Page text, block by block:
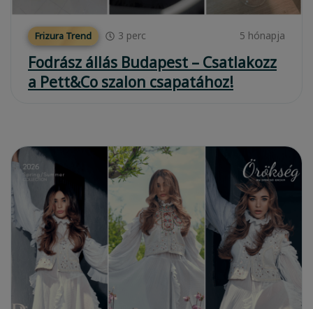
Frizura Trend 3 perc 5 hónapja
Fodrász állás Budapest – Csatlakozz
a Pett&Co szalon csapatához!